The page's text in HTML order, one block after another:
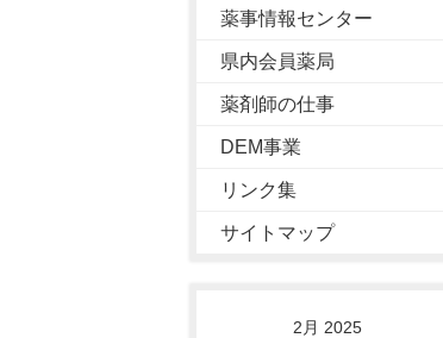
薬事情報センター
県内会員薬局
薬剤師の仕事
DEM事業
リンク集
サイトマップ
2月 2025